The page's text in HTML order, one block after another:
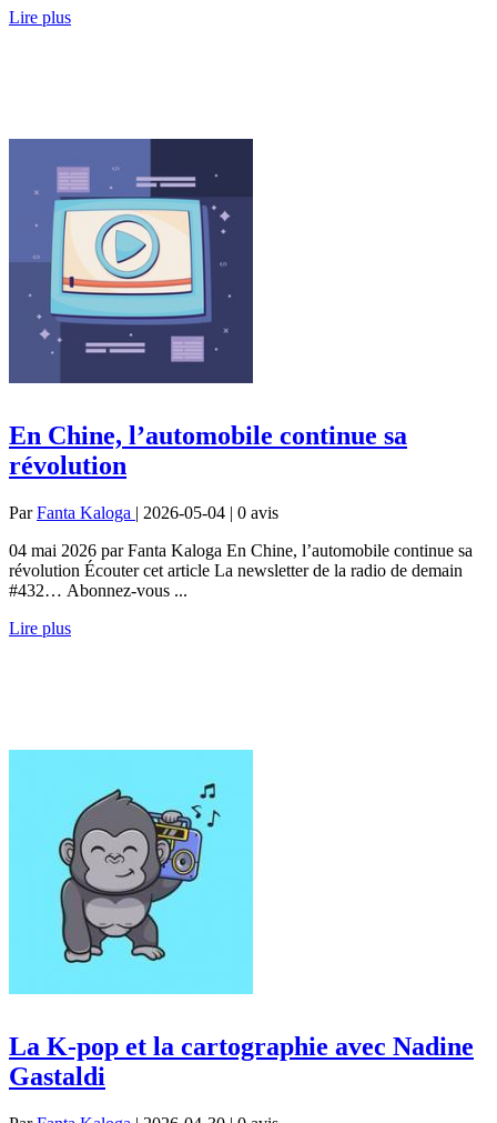
Lire plus
En Chine, l’automobile continue sa
révolution
ParFanta Kaloga | 2026-05-04 | 0 avis
04 mai 2026 par Fanta Kaloga En Chine, l’automobile continue sa
révolution Écouter cet article La newsletter de la radio de demain
#432… Abonnez-vous ...
Lire plus
La K-pop et la cartographie avec Nadine
Gastaldi